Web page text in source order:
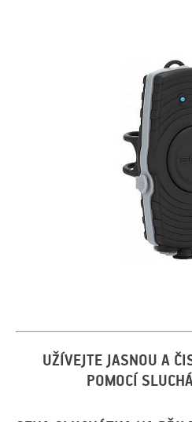
UŽÍVEJTE JASNOU A
POMOCÍ